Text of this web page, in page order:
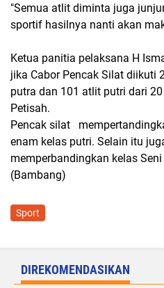
"Semua atlit diminta juga
sportif hasilnya nanti akan
Ketua panitia pelaksana H
jika Cabor Pencak Silat diikuti
putra dan 101 atlit putri dari
Petisah.
Pencak silat
enam kelas putri. Selain itu
memperbandingkan kelas
(Bambang)
Sport
DIREKOMENDASIKAN